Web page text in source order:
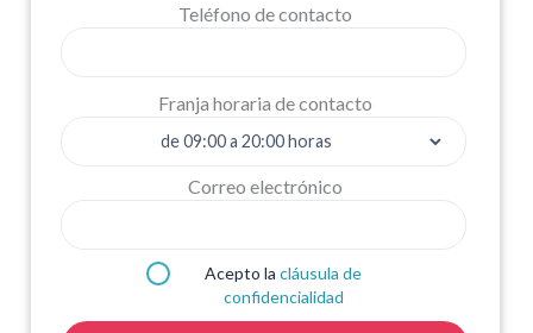
Teléfono de contacto
Franja horaria de contacto
Correo electrónico
Acepto la cláusula de
confidencialidad